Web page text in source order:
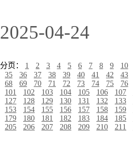
2025-04-24
分页： 1 2 3 4 5 6 7 8 9 10
35
36 37 38 39 40 41 42 43
68
69 70 71 72 73 74 75 76
101
102 103 104 105 106 107
127
128 129 130 131 132 133
153
154 155 156 157 158 159
179
180 181 182 183 184 185
205
206 207 208 209 210 211